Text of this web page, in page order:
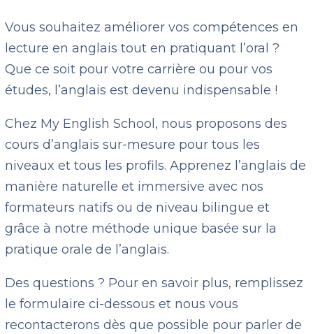
Vous souhaitez améliorer vos compétences en
lecture en anglais tout en pratiquant l’oral ?
Que ce soit pour votre carrière ou pour vos
études, l’anglais est devenu indispensable !
Chez My English School, nous proposons des
cours d’anglais sur-mesure pour tous les
niveaux et tous les profils. Apprenez l’anglais de
manière naturelle et immersive avec nos
formateurs natifs ou de niveau bilingue et
grâce à notre méthode unique basée sur la
pratique orale de l’anglais.
Des questions ? Pour en savoir plus, remplissez
le formulaire ci-dessous et nous vous
recontacterons dès que possible pour parler de